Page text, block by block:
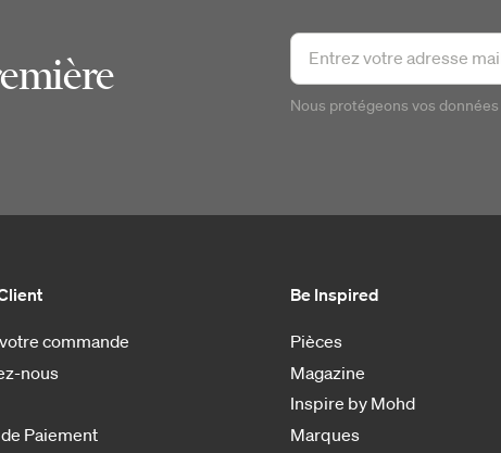
Nous protégeons vos
commande
nous
Paiement
Be Inspired
Pièces
Magazine
Inspire by Mohd
Marques